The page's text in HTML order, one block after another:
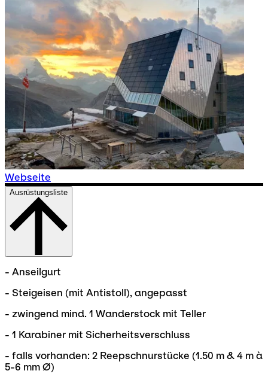
Webseite
Ausrüstungsliste
- Anseilgurt
- Steigeisen (mit Antistoll), angepasst
- zwingend mind. 1 Wanderstock mit Teller
- 1 Karabiner mit Sicherheitsverschluss
- falls vorhanden: 2 Reepschnurstücke (1.50 m & 4 m à
5-6 mm Ø)